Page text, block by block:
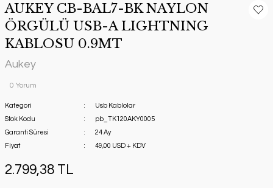
AUKEY CB-BAL7-BK NAYLON
ÖRGÜLÜ USB-A LIGHTNING
KABLOSU 0.9MT
Aukey
0 Yorum
Kategori
Usb Kablolar
Stok Kodu
pb_TK120AKY0005
Garanti Süresi
24 Ay
Fiyat
49,00 USD + KDV
2.799,38 TL